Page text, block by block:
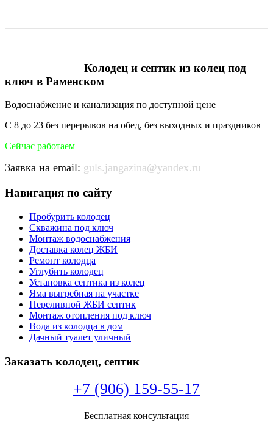
Колодец и септик из колец под
ключ в Раменском
Водоснабжение и канализация по доступной цене
С 8 до 23 без перерывов на обед, без выходных и праздников
Сейчас работаем
Заявка на email: guls.jangazina@yandex.ru
Навигация по сайту
Пробурить колодец
Скважина под ключ
Монтаж водоснабжения
Доставка колец ЖБИ
Ремонт колодца
Углубить колодец
Установка септика из колец
Яма выгребная на участке
Переливной ЖБИ септик
Монтаж отопления под ключ
Вода из колодца в дом
Дачный туалет уличный
Заказать колодец, септик
+7 (906) 159-55-17
Бесплатная консультация